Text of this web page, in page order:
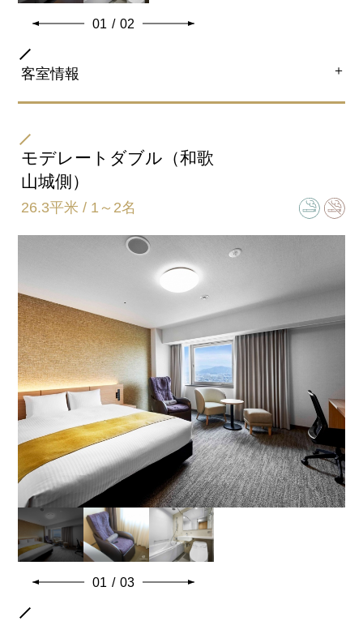
01 / 02
客室情報 ＋
スタンダードダブル（和歌山城側・市街地側）
※高層階 確約予約は18階～20階にご用意となります。
※最上階20階には 市街地側のみとなります。
バスタイプ
ユニットバス
特徴
※ベビーベッド設置不可
ビジネスにも快適なワイドデスク設置
幅154㎝のベッド設置で2名様利用にもおすすめです。
共通客室設備・アメニティ
モデレートダブル（和歌
山城側）
26.3平米 / 1～2名
01 / 03